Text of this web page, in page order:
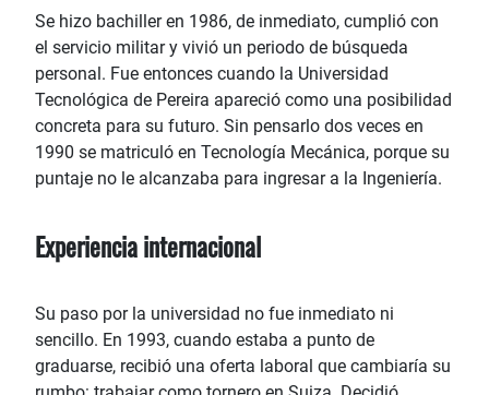
Se hizo bachiller en 1986, de inmediato, cumplió con
el servicio militar y vivió un periodo de búsqueda
personal. Fue entonces cuando la Universidad
Tecnológica de Pereira apareció como una posibilidad
concreta para su futuro. Sin pensarlo dos veces en
1990 se matriculó en Tecnología Mecánica, porque su
puntaje no le alcanzaba para ingresar a la Ingeniería.
Experiencia internacional
Su paso por la universidad no fue inmediato ni
sencillo. En 1993, cuando estaba a punto de
graduarse, recibió una oferta laboral que cambiaría su